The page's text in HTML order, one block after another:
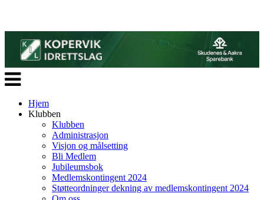
Veksle
navigasjon
Hjem
Klubben
Klubben
Administrasjon
Visjon og målsetting
Bli Medlem
Jubileumsbok
Medlemskontingent 2024
Støtteordninger dekning av medlemskontingent 2024